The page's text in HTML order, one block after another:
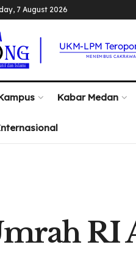
7 August 2026
Kabar Medan
RI